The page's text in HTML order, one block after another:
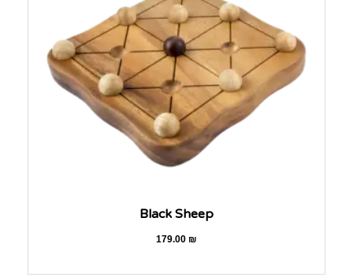
Black Sheep
179.00₪